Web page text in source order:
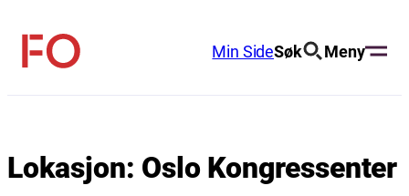
innhold
FO
Min SideSøk Meny
Lokasjon: Oslo Kongressenter